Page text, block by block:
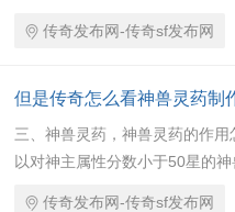
传奇发布网-传奇sf发布网
但是传奇怎么看神兽灵药制
三、神兽灵药，神兽灵药的作
以对神主属性分数小于50星的
传奇发布网-传奇sf发布网